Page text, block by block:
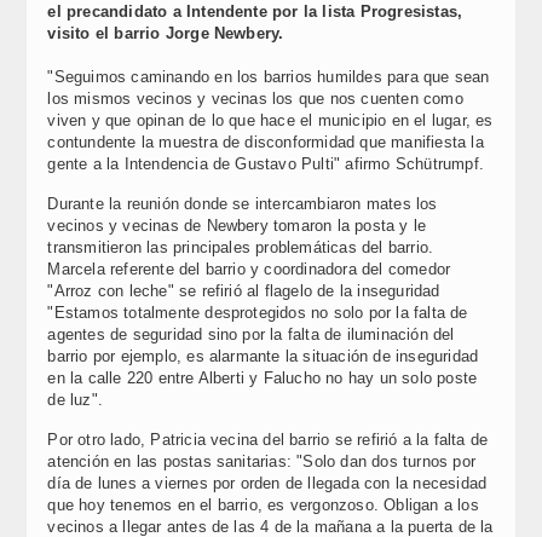
el precandidato a Intendente por la lista Progresistas,
visito el barrio Jorge Newbery.
"Seguimos caminando en los barrios humildes para que sean
los mismos vecinos y vecinas los que nos cuenten como
viven y que opinan de lo que hace el municipio en el lugar, es
contundente la muestra de disconformidad que manifiesta la
gente a la Intendencia de Gustavo Pulti" afirmo Schütrumpf.
Durante la reunión donde se intercambiaron mates los
vecinos y vecinas de Newbery tomaron la posta y le
transmitieron las principales problemáticas del barrio.
Marcela referente del barrio y coordinadora del comedor
"Arroz con leche" se refirió al flagelo de la inseguridad
"Estamos totalmente desprotegidos no solo por la falta de
agentes de seguridad sino por la falta de iluminación del
barrio por ejemplo, es alarmante la situación de inseguridad
en la calle 220 entre Alberti y Falucho no hay un solo poste
de luz".
Por otro lado, Patricia vecina del barrio se refirió a la falta de
atención en las postas sanitarias: "Solo dan dos turnos por
día de lunes a viernes por orden de llegada con la necesidad
que hoy tenemos en el barrio, es vergonzoso. Obligan a los
vecinos a llegar antes de las 4 de la mañana a la puerta de la